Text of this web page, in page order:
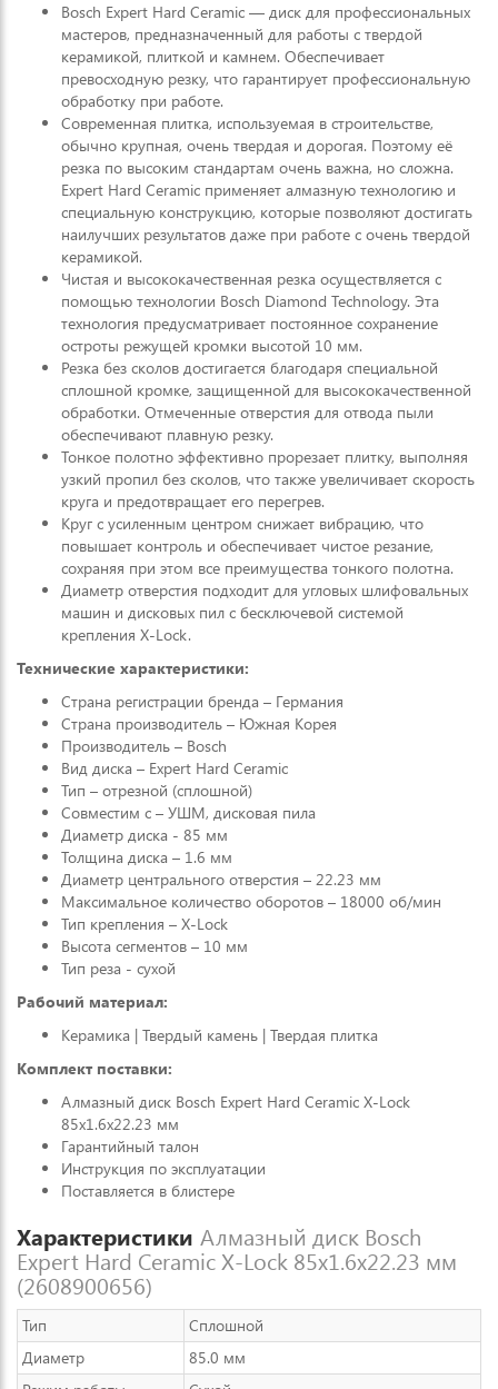
Bosch Expert Hard Ceramic — диск для профессиональных
мастеров, предназначенный для работы с твердой
керамикой, плиткой и камнем. Обеспечивает
превосходную резку, что гарантирует профессиональную
обработку при работе.
Современная плитка, используемая в строительстве,
обычно крупная, очень твердая и дорогая. Поэтому её
резка по высоким стандартам очень важна, но сложна.
Expert Hard Ceramic применяет алмазную технологию и
специальную конструкцию, которые позволяют достигать
наилучших результатов даже при работе с очень твердой
керамикой.
Чистая и высококачественная резка осуществляется с
помощью технологии Bosch Diamond Technology. Эта
технология предусматривает постоянное сохранение
остроты режущей кромки высотой 10 мм.
Резка без сколов достигается благодаря специальной
сплошной кромке, защищенной для высококачественной
обработки. Отмеченные отверстия для отвода пыли
обеспечивают плавную резку.
Тонкое полотно эффективно прорезает плитку, выполняя
узкий пропил без сколов, что также увеличивает скорость
круга и предотвращает его перегрев.
Круг с усиленным центром снижает вибрацию, что
повышает контроль и обеспечивает чистое резание,
сохраняя при этом все преимущества тонкого полотна.
Диаметр отверстия подходит для угловых шлифовальных
машин и дисковых пил с бесключевой системой
крепления X-Lock.
Технические характеристики:
Страна регистрации бренда – Германия
Страна производитель – Южная Корея
Производитель – Bosch
Вид диска – Expert Hard Ceramic
Тип – отрезной (сплошной)
Совместим с – УШМ, дисковая пила
Диаметр диска - 85 мм
Толщина диска – 1.6 мм
Диаметр центрального отверстия – 22.23 мм
Максимальное количество оборотов – 18000 об/мин
Тип крепления – X-Lock
Высота сегментов – 10 мм
Тип реза - сухой
Рабочий материал:
Керамика | Твердый камень | Твердая плитка
Комплект поставки:
Алмазный диск Bosch Expert Hard Ceramic X-Lock
85x1.6x22.23 мм
Гарантийный талон
Инструкция по эксплуатации
Поставляется в блистере
Характеристики Алмазный диск Bosch
Expert Hard Ceramic X-Lock 85x1.6x22.23 мм
(2608900656)
Тип
Сплошной
Диаметр
85.0 мм